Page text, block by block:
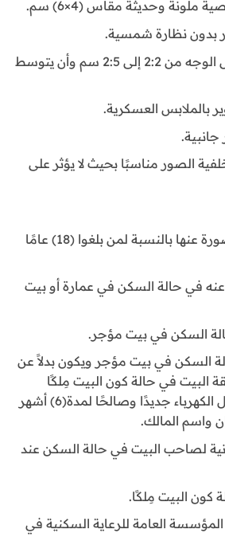
بدون نظارة شمسية.
يجب أن يتراوح طول الوجه من 2:2 إلى 2:5 سم وأن يتوسط
بالملابس العسكرية.
الصور مناسبًا بحيث لا يؤثر على
شهادة الجنسية وصورة عنها بالنسبة لمن بلغوا (18) عامًا
عنه في حالة السكن في عمارة أو بيت
السكن في بيت مؤجر.
السكن في بيت مؤجر ويكون بدلاً عن
البيت في حالة كون البيت مِلكًا
ويجب أن يكون وصل الكهرباء جديدًا وصالحًا لمدة(6) أشهر
واسم المالك.
لصاحب البيت في حالة السكن عند
كون البيت مِلكًا.
العامة للرعاية السكنية في